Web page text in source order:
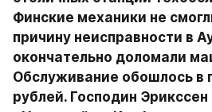
Финские механики не
причину неисправности в
окончательно доломали
Обслуживание обошлось в
рублей. Господин